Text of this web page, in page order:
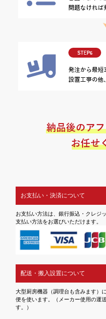
お支払い・決済について
お支払い方法は、銀行振込・クレジ
支払い方法をお選びいただけます。
配送・搬入設置について
大型厨房機器（調理台も含みます）
便を使います。（メーカー使用の運
す。）